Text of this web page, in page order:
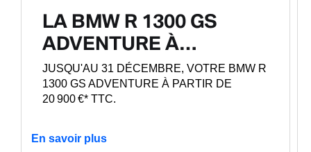
LA BMW R 1300 GS
ADVENTURE À…
JUSQU'AU 31 DÉCEMBRE, VOTRE BMW R
1300 GS ADVENTURE À PARTIR DE
20 900 €* TTC.
En savoir plus